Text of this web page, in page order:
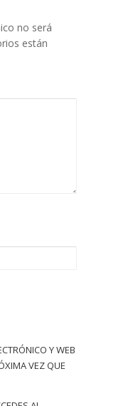
no será
están
Y WEB
VEZ QUE